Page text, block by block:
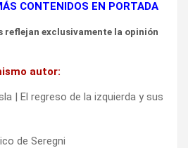
CONTENIDOS EN PORTADA
reflejan exclusivamente la opinión
autor:
| El regreso de la izquierda y sus
de Seregni